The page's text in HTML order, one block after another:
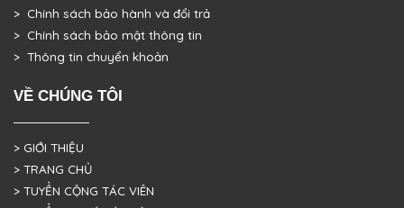
> Chính sách bảo hành và đổi trả
> Chính sách bảo mật thông tin
> Thông tin chuyển khoản
VỀ CHÚNG TÔI
> GIỚI THIỆU
> TRANG CHỦ
> TUYỂN CỘNG TÁC VIÊN